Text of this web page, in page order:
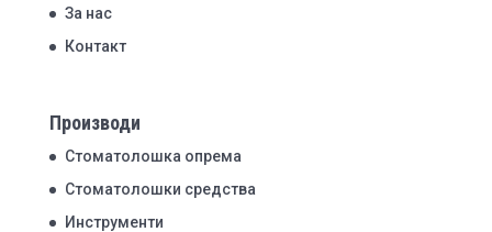
За нас
Контакт
Производи
Стоматолошка опрема
Стоматолошки средства
Инструменти